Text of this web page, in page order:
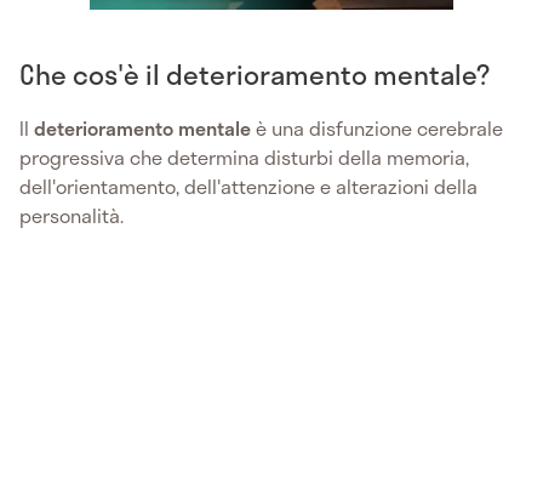
Che cos'è il deterioramento mentale?
Il deterioramento mentaleè una disfunzione cerebrale
progressiva che determina disturbi della memoria,
dell'orientamento, dell'attenzione e alterazioni della
personalità.